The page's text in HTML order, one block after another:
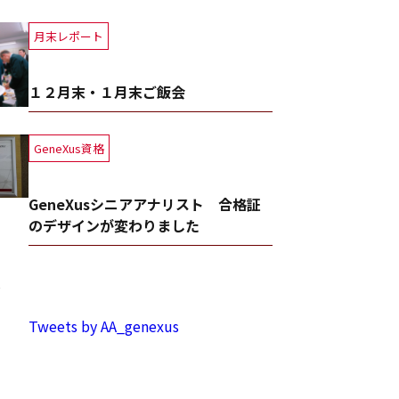
月末レポート
１２月末・１月末ご飯会
GeneXus資格
GeneXusシニアアナリスト 合格証
のデザインが変わりました
Tweets by AA_genexus